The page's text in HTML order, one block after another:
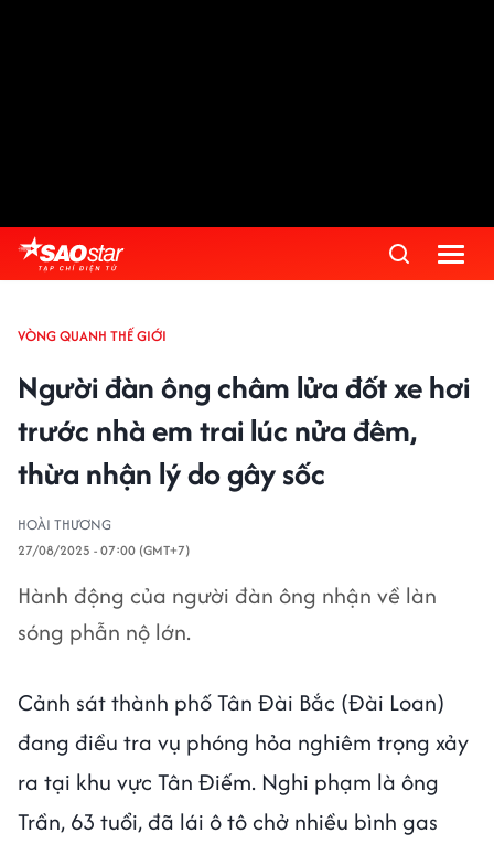
VÒNG QUANH THẾ GIỚI
Người đàn ông châm lửa đốt xe hơi
trước nhà em trai lúc nửa đêm,
thừa nhận lý do gây sốc
HOÀI THƯƠNG
27/08/2025 - 07:00 (GMT+7)
Hành động của người đàn ông nhận về làn
sóng phẫn nộ lớn.
Cảnh sát thành phố Tân Đài Bắc (Đài Loan)
đang điều tra vụ phóng hỏa nghiêm trọng xảy
ra tại khu vực Tân Điếm. Nghi phạm là ông
Trần, 63 tuổi, đã lái ô tô chở nhiều bình gas